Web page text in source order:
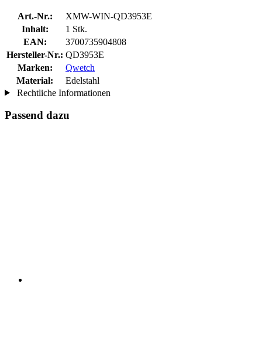
Art.-Nr.:
XMW-WIN-QD3953E
Inhalt:
1 Stk.
EAN:
3700735904808
Hersteller-Nr.: QD3953E
Marken:
Qwetch
Material:
Edelstahl
Rechtliche Informationen
Passend dazu